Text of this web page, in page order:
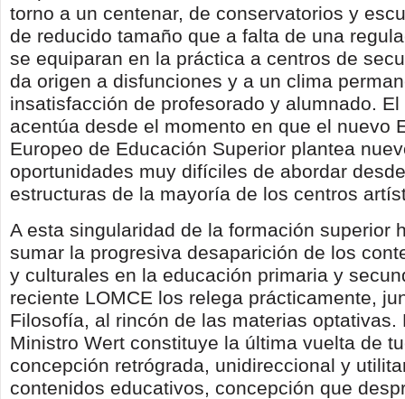
torno a un centenar, de conservatorios y
de reducido tamaño que a falta de una
se equiparan en la práctica a centros de
da origen a disfunciones y a un clima
insatisfacción de profesorado y alumnado.
acentúa desde el momento en que el nuevo
Europeo de Educación Superior plantea
oportunidades muy difíciles de abordar
estructuras de la mayoría de los centros
A esta singularidad de la formación superior
sumar la progresiva desaparición de los
y culturales en la educación primaria y
reciente LOMCE los relega prácticamente,
Filosofía, al rincón de las materias optativas.
Ministro Wert constituye la última vuelta de
concepción retrógrada, unidireccional y
contenidos educativos, concepción que